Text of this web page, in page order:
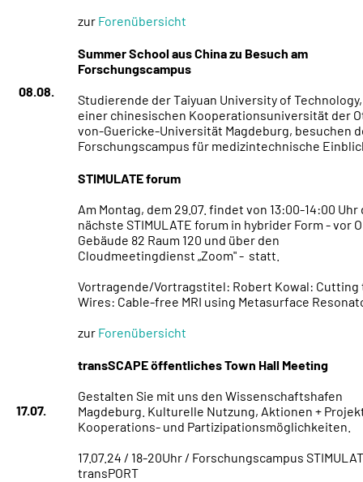
zur Forenübersicht
08.08.
Summer School aus China zu Besuch am
Forschungscampus
Studierende der Taiyuan University of Technology,
einer chinesischen Kooperationsuniversität der
von-Guericke-Universität Magdeburg, besuchen
Forschungscampus für medizintechnische
STIMULATE forum
Am Montag, dem 29.07. findet von 13:00-14:00 Uhr
nächste STIMULATE forum in hybrider Form - vor
Gebäude 82 Raum 120 und über den
Cloudmeetingdienst „Zoom" - statt.
Vortragende/Vortragstitel: Robert Kowal: Cutting
Wires: Cable-free MRI using Metasurface
zur Forenübersicht
17.07.
transSCAPE öffentliches Town Hall Meeting
Gestalten Sie mit uns den Wissenschaftshafen
Magdeburg. Kulturelle Nutzung, Aktionen +
Kooperations- und Partizipationsmöglichkeiten.
17.07.24 / 18-20Uhr / Forschungscampus
transPORT